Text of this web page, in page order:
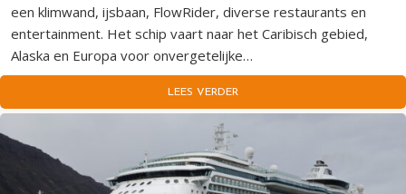
een klimwand, ijsbaan, FlowRider, diverse restaurants en
entertainment. Het schip vaart naar het Caribisch gebied,
Alaska en Europa voor onvergetelijke…
LEES VERDER